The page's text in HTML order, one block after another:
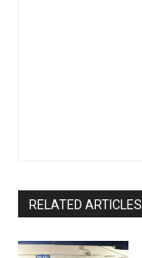
RELATED ARTICLES